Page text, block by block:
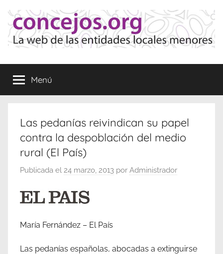
contenido
Concejos
de
las
Locales
Menores
Menú
Las pedanías reivindican su papel
contra la despoblación del medio
rural (El País)
Publicada el 24 marzo, 2013 por Administrador
María Fernández – El País
Las pedanías españolas, abocadas a extinguirse